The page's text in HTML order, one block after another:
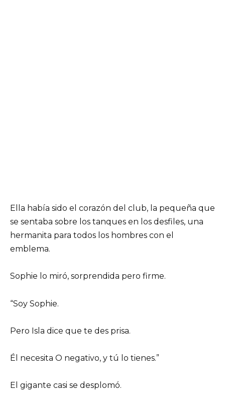
Ella había sido el corazón del club, la pequeña que
se sentaba sobre los tanques en los desfiles, una
hermanita para todos los hombres con el
emblema.
Sophie lo miró, sorprendida pero firme.
“Soy Sophie.
Pero Isla dice que te des prisa.
Él necesita O negativo, y tú lo tienes.”
El gigante casi se desplomó.